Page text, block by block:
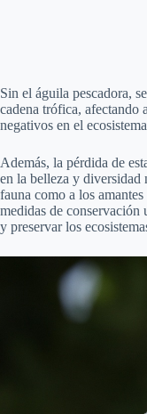
Sin el águila pescadora,
cadena trófica, afectando
negativos en el
Además, la pérdida de
en la belleza y diversidad
fauna como a los
medidas de conservación
y preservar los